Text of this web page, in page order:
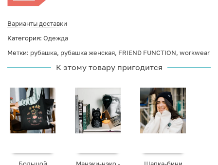
Варианты доставки
Категория: Одежда
Метки: рубашка, рубашка женская, FRIEND FUNCTION, workwear
К этому товару пригодится